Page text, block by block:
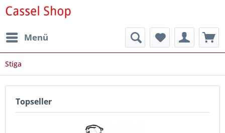
Menü
Stiga
Topseller